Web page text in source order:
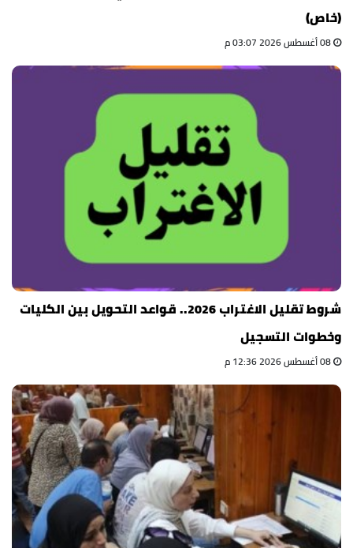
(خاص)
شروط تقليل الاغتراب 2026.. قواعد التحويل بين الكليات
وخطوات التسجيل